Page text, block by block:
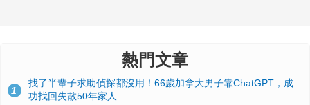
熱門文章
1
找了半輩子求助偵探都沒用！66歲加拿大男子靠ChatGPT，成
功找回失散50年家人